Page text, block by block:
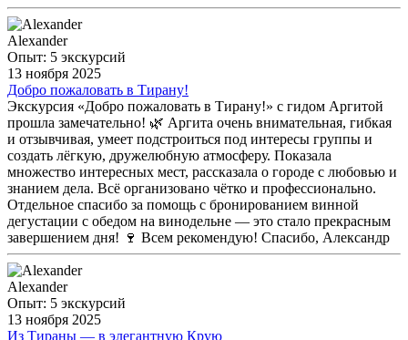
Alexander
Опыт: 5 экскурсий
13 ноября 2025
Добро пожаловать в Тирану!
Экскурсия «Добро пожаловать в Тирану!» с гидом Аргитой
прошла замечательно! 🌿 Аргита очень внимательная, гибкая
и отзывчивая, умеет подстроиться под интересы группы и
создать лёгкую, дружелюбную атмосферу. Показала
множество интересных мест, рассказала о городе с любовью и
знанием дела. Всё организовано чётко и профессионально.
Отдельное спасибо за помощь с бронированием винной
дегустации с обедом на винодельне — это стало прекрасным
завершением дня! 🍷 Всем рекомендую! Спасибо, Александр
Alexander
Опыт: 5 экскурсий
13 ноября 2025
Из Тираны — в элегантную Крую